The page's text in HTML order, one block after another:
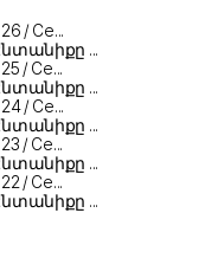
/ Се...
...
/ Се...
...
/ Се...
...
/ Се...
...
/ Се...
...